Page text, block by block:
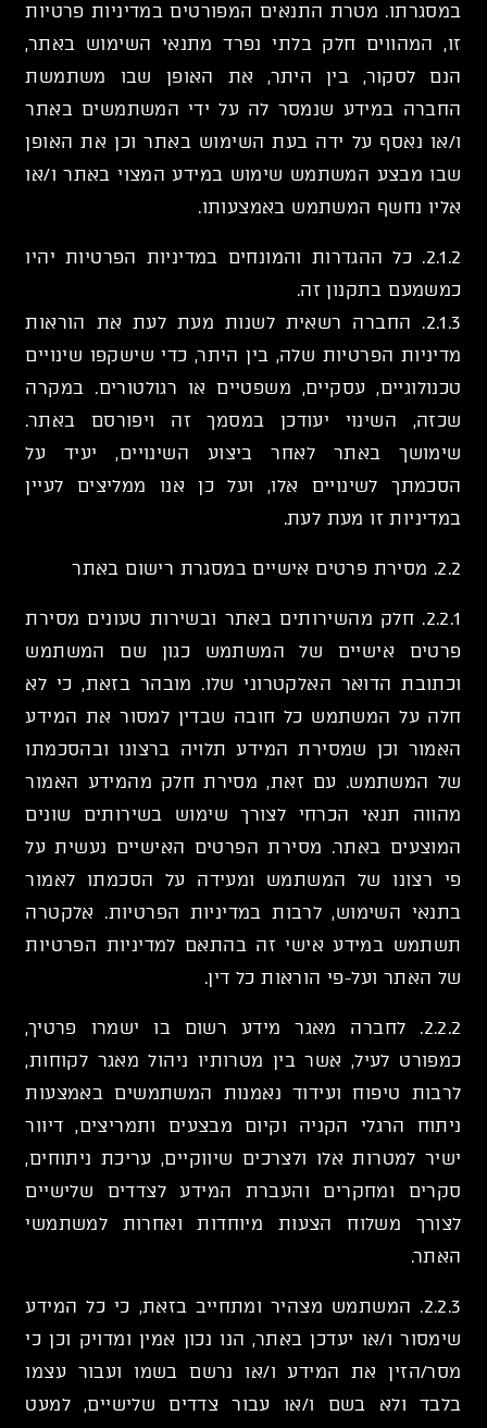
במסגרתו. מטרת התנאים המפורטים במדיניות פרטיות
זו, המהווים חלק בלתי נפרד מתנאי השימוש באתר,
הנם לסקור, בין היתר, את האופן שבו משתמשת
החברה במידע שנמסר לה על ידי המשתמשים באתר
ו/או נאסף על ידה בעת השימוש באתר וכן את האופן
שבו מבצע המשתמש שימוש במידע המצוי באתר ו/או
אליו נחשף המשתמש באמצעותו.
2.1.2. כל ההגדרות והמונחים במדיניות הפרטיות יהיו
כמשמעם בתקנון זה.
2.1.3. החברה רשאית לשנות מעת לעת את הוראות
מדיניות הפרטיות שלה, בין היתר, כדי שישקפו שינויים
טכנולוגיים, עסקיים, משפטיים או רגולטורים. במקרה
שכזה, השינוי יעודכן במסמך זה ויפורסם באתר.
שימושך באתר לאחר ביצוע השינויים, יעיד על
הסכמתך לשינויים אלו, ועל כן אנו ממליצים לעיין
במדיניות זו מעת לעת.
2.2. מסירת פרטים אישיים במסגרת רישום באתר
2.2.1. חלק מהשירותים באתר ובשירות טעונים מסירת
פרטים אישיים של המשתמש כגון שם המשתמש
וכתובת הדואר האלקטרוני שלו. מובהר בזאת, כי לא
חלה על המשתמש כל חובה שבדין למסור את המידע
האמור וכן שמסירת המידע תלויה ברצונו ובהסכמתו
של המשתמש. עם זאת, מסירת חלק מהמידע האמור
מהווה תנאי הכרחי לצורך שימוש בשירותים שונים
המוצעים באתר. מסירת הפרטים האישיים נעשית על
פי רצונו של המשתמש ומעידה על הסכמתו לאמור
בתנאי השימוש, לרבות במדיניות הפרטיות. אלקטרה
תשתמש במידע אישי זה בהתאם למדיניות הפרטיות
של האתר ועל-פי הוראות כל דין.
2.2.2. לחברה מאגר מידע רשום בו ישמרו פרטיך,
כמפורט לעיל, אשר בין מטרותיו ניהול מאגר לקוחות,
לרבות טיפוח ועידוד נאמנות המשתמשים באמצעות
ניתוח הרגלי הקניה וקיום מבצעים ותמריצים, דיוור
ישיר למטרות אלו ולצרכים שיווקיים, עריכת ניתוחים,
סקרים ומחקרים והעברת המידע לצדדים שלישיים
לצורך משלוח הצעות מיוחדות ואחרות למשתמשי
האתר.
2.2.3. המשתמש מצהיר ומתחייב בזאת, כי כל המידע
שימסור ו/או יעדכן באתר, הנו נכון אמין ומדויק וכן כי
מסר/הזין את המידע ו/או נרשם בשמו ועבור עצמו
בלבד ולא בשם ו/או עבור צדדים שלישיים, למעט